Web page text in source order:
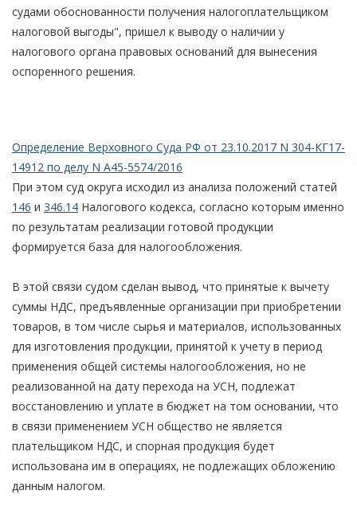
судами обоснованности получения налогоплательщиком
налоговой выгоды", пришел к выводу о наличии у
налогового органа правовых оснований для вынесения
оспоренного решения.
Определение Верховного Суда РФ от 23.10.2017 N 304-КГ17-
14912 по делу N А45-5574/2016
При этом суд округа исходил из анализа положений статей
146 и 346.14 Налогового кодекса, согласно которым именно
по результатам реализации готовой продукции
формируется база для налогообложения.
В этой связи судом сделан вывод, что принятые к вычету
суммы НДС, предъявленные организации при приобретении
товаров, в том числе сырья и материалов, использованных
для изготовления продукции, принятой к учету в период
применения общей системы налогообложения, но не
реализованной на дату перехода на УСН, подлежат
восстановлению и уплате в бюджет на том основании, что
в связи применением УСН общество не является
плательщиком НДС, и спорная продукция будет
использована им в операциях, не подлежащих обложению
данным налогом.